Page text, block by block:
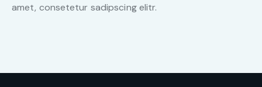
amet, consetetur sadipscing elitr.